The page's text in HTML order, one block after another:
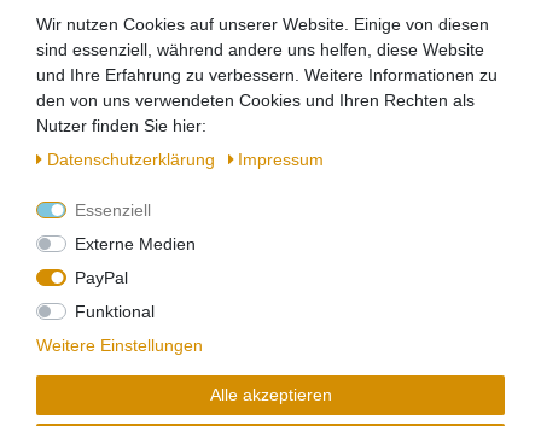
Güde 1709 GSZ 500/1000 Elektrischer Seilzug
320,60 € *
*inkl. ges. MwSt.
Güde 1718 GWS 700 HM-2 Wippsäge
Sicherheitsabdeckung Wippe
Wir nutzen Cookies auf unserer Website. Einige von diesen
sind essenziell, während andere uns helfen, diese Website
und Ihre Erfahrung zu verbessern. Weitere Informationen zu
den von uns verwendeten Cookies und Ihren Rechten als
Nutzer finden Sie hier:
Daten­schutz­erklärung
Impressum
Essenziell
Externe Medien
PayPal
Funktional
Weitere Einstellungen
Alle akzeptieren